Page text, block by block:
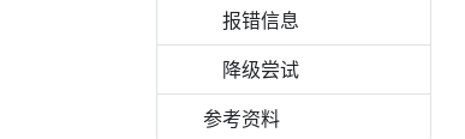
报错信息
降级尝试
参考资料